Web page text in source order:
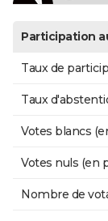
Participation
Taux de
Taux
Votes blancs
Votes nuls (en
Nombre de